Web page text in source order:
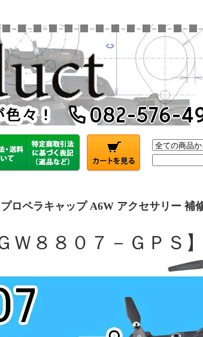
プロペラキャップ A6W アクセサリー
Ｗ８８０７－ＧＰＳ